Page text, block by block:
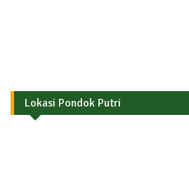
Lokasi Pondok Putri